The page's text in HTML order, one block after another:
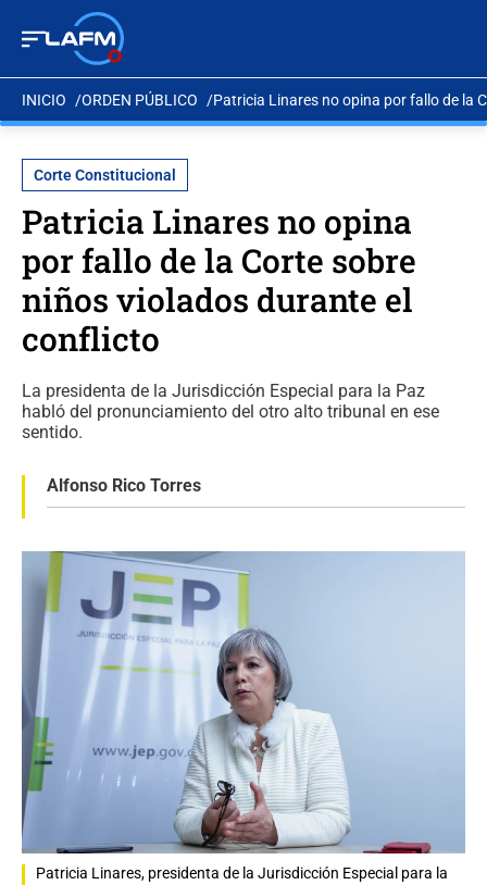
INICIO ORDEN PÚBLICO Patricia Linares no opina por fallo de la
Corte Constitucional
Patricia Linares no opina
por fallo de la Corte sobre
niños violados durante el
conflicto
La presidenta de la Jurisdicción Especial para la Paz
habló del pronunciamiento del otro alto tribunal en ese
sentido.
Alfonso Rico Torres
Patricia Linares, presidenta de la Jurisdicción Especial para la